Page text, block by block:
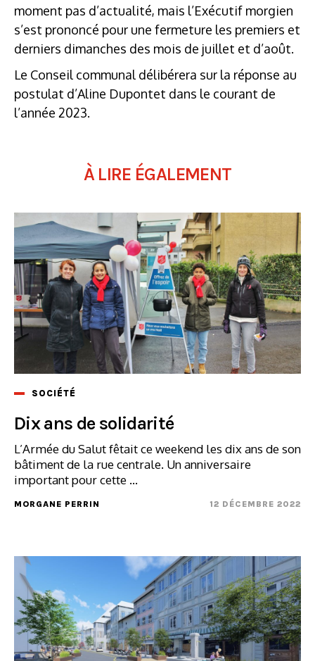
moment pas d’actualité, mais l’Exécutif morgien
s’est prononcé pour une fermeture les premiers et
derniers dimanches des mois de juillet et d’août.
Le Conseil communal délibérera sur la réponse au
postulat d’Aline Dupontet dans le courant de
l’année 2023.
À LIRE ÉGALEMENT
SOCIÉTÉ
Dix ans de solidarité
L’Armée du Salut fêtait ce weekend les dix ans de son
bâtiment de la rue centrale. Un anniversaire
important pour cette ...
MORGANE PERRIN 12 DÉCEMBRE 2022